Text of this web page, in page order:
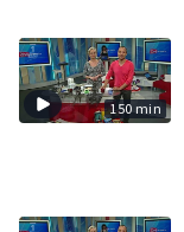
150 min